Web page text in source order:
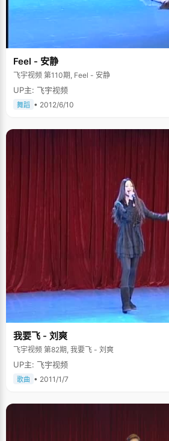
Feel - 安静
飞宇视频 第110期, Feel - 安静
UP主: 飞宇视频
舞蹈 • 2012/6/10
我要飞 - 刘爽
飞宇视频 第82期, 我要飞 - 刘爽
UP主: 飞宇视频
歌曲 • 2011/1/7